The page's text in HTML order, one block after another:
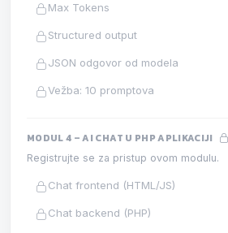
Max Tokens
Structured output
JSON odgovor od modela
Vežba: 10 promptova
MODUL 4 – AI CHAT U PHP APLIKACIJI
Registrujte se za pristup ovom modulu.
Chat frontend (HTML/JS)
Chat backend (PHP)